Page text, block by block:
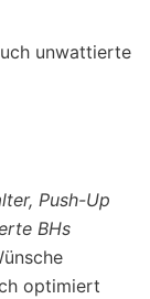
unwattierte
Push-Up
BHs
optimiert